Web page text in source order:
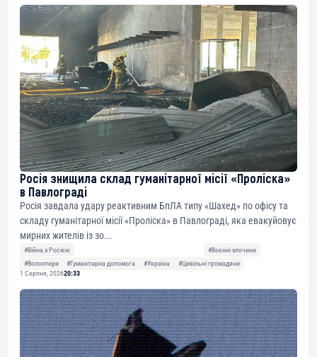
Росія знищила склад гуманітарної місії «Проліска»
в Павлограді
Росія завдала удару реактивним БпЛА типу «Шахед» по офісу та
складу гуманітарної місії «Проліска» в Павлограді, яка евакуйовує
мирних жителів із зо...
#Війна з Росією
#Воєнні злочини
#Волонтери
#Гуманітарна допомога #Україна
#Цивільні громадяни
1 Серпня, 202620:33